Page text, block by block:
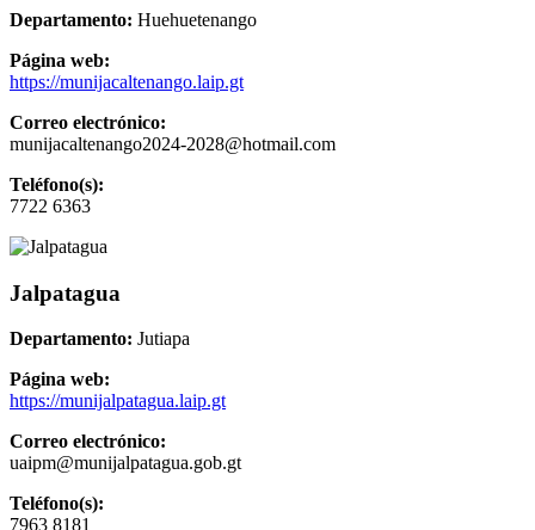
Departamento: Huehuetenango
Página web:
https://munijacaltenango.laip.gt
Correo electrónico:
munijacaltenango2024-2028@hotmail.com
Teléfono(s):
7722 6363
Jalpatagua
Departamento: Jutiapa
Página web:
https://munijalpatagua.laip.gt
Correo electrónico:
uaipm@munijalpatagua.gob.gt
Teléfono(s):
7963 8181